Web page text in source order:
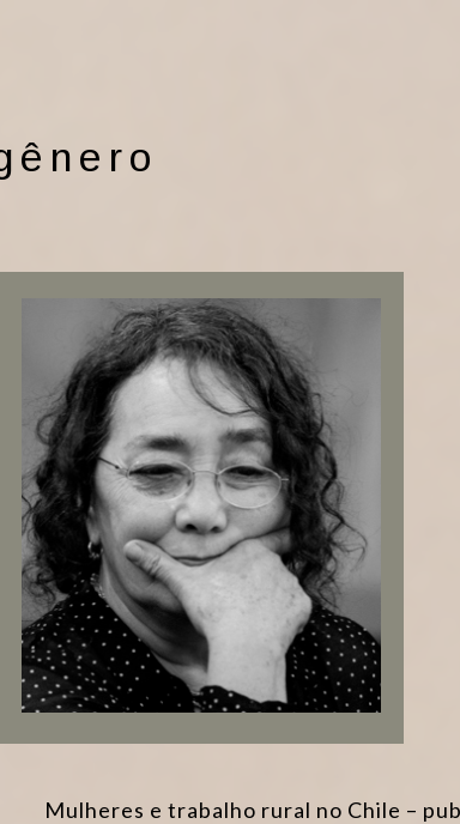
Mulheres e trabalho rural no Chile –